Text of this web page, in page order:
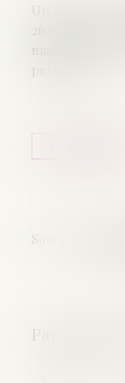
Source :
Un couple
26 juin 2023,